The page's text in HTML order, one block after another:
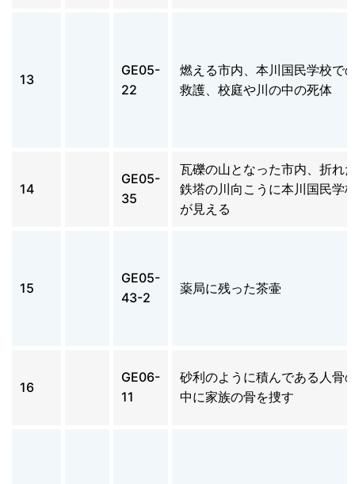
13
GE05-
22
燃える市内、本川国民学校で
救護、校庭や川の中の死体
14
GE05-
35
瓦礫の山となった市内、折れ
鉄塔の川向こうに本川国民学
が見える
15
GE05-
43-2
薬局に残った茶壷
16
GE06-
11
砂利のように積んである人骨
中に家族の骨を捜す